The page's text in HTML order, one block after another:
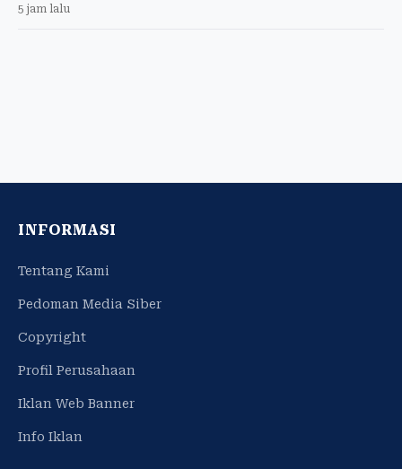
5 jam lalu
INFORMASI
Tentang Kami
Pedoman Media Siber
Copyright
Profil Perusahaan
Iklan Web Banner
Info Iklan